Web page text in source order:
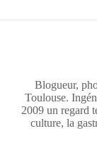
Blogueur,
Toulouse.
2009 un regard
culture, la